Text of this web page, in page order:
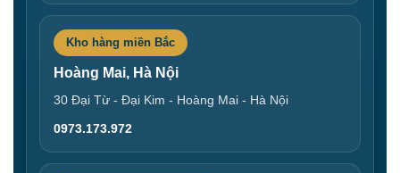
Kho hàng miền Bắc
Hoàng Mai, Hà Nội
30 Đại Từ - Đại Kim - Hoàng Mai - Hà Nội
0973.173.972